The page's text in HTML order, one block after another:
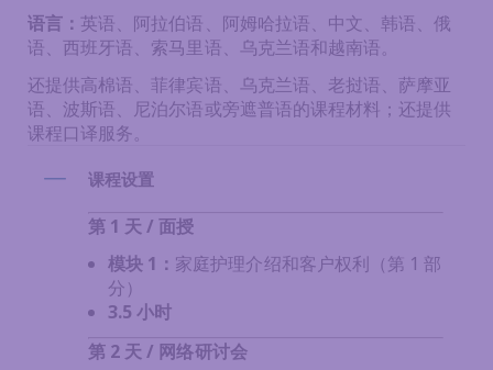
语言： 英语、阿拉伯语、阿姆哈拉语、中文、韩语、俄
语、西班牙语、索马里语、乌克兰语和越南语。
还提供高棉语、菲律宾语、乌克兰语、老挝语、萨摩亚
语、波斯语、尼泊尔语或旁遮普语的课程材料；还提供
课程口译服务。
课程设置
第 1 天 /面授
模块 1： 家庭护理介绍和客户权利（第 1 部
分）
3.5 小时
第 2 天 / 网络研讨会